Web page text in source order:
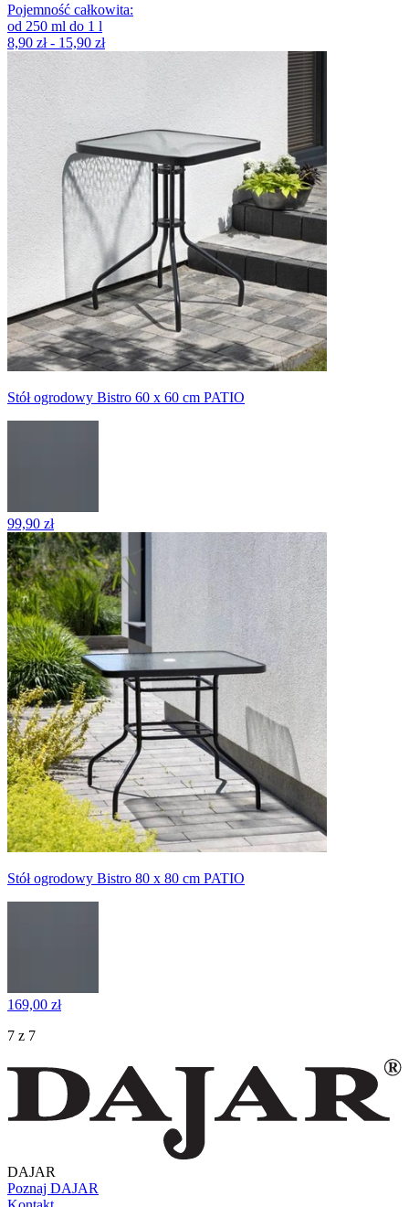
Pojemność całkowita:
od 250 ml do 1 l
8,90 zł - 15,90 zł
Stół ogrodowy Bistro 60 x 60 cm PATIO
99,90 zł
Stół ogrodowy Bistro 80 x 80 cm PATIO
169,00 zł
7 z 7
DAJAR
Poznaj DAJAR